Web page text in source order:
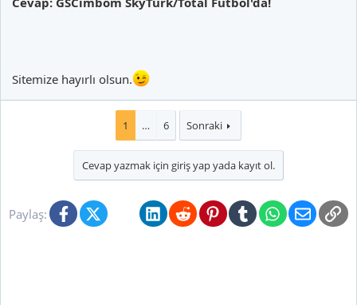
Sitemize hayırlı olsun.
1 … 6 Sonraki
Cevap yazmak için giriş yap yada kayıt ol.
Paylaş: FacebookX (Twitter)BlueskyLinkedInRedditPinterestTumblrWhatsApp
E-posta